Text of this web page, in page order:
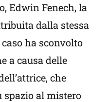
Edwin Fenech, la
dalla stessa
ha sconvolto
a causa delle
che
spazio al mistero